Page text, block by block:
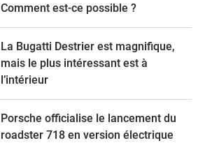
Comment est-ce possible ?
La Bugatti Destrier est magnifique,
mais le plus intéressant est à
l’intérieur
Porsche officialise le lancement du
roadster 718 en version électrique